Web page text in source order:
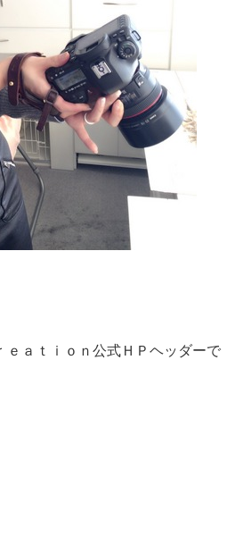
ｅａｔｉｏｎ公式ＨＰヘッダーで